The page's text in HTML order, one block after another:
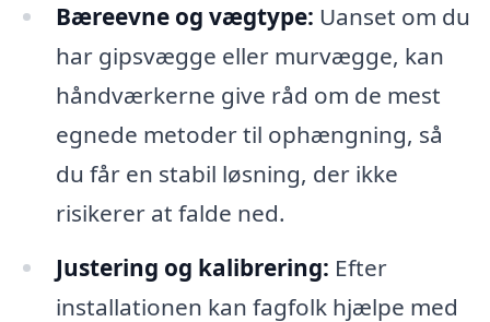
Bæreevne og vægtype: Uanset om du
har gipsvægge eller murvægge, kan
håndværkerne give råd om de mest
egnede metoder til ophængning, så
du får en stabil løsning, der ikke
risikerer at falde ned.
Justering og kalibrering: Efter
installationen kan fagfolk hjælpe med